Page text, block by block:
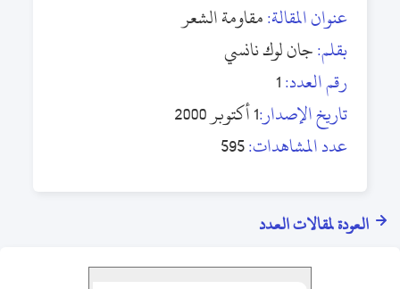
عنوان المقالة:مقاومة الشعر
بقلم:جان لوك نانسي
رقم العدد:1
تاريخ الإصدار:1 أكتوبر 2000
عدد المشاهدات:595
العودة لمقالات العدد